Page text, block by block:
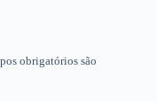
obrigatórios são